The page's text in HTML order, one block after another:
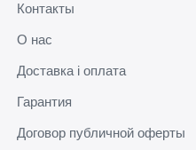
Контакты
О нас
Доставка і оплата
Гарантия
Договор публичной оферты